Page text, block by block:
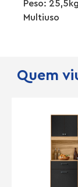
Peso: 25,5kg
Multiuso
Quem